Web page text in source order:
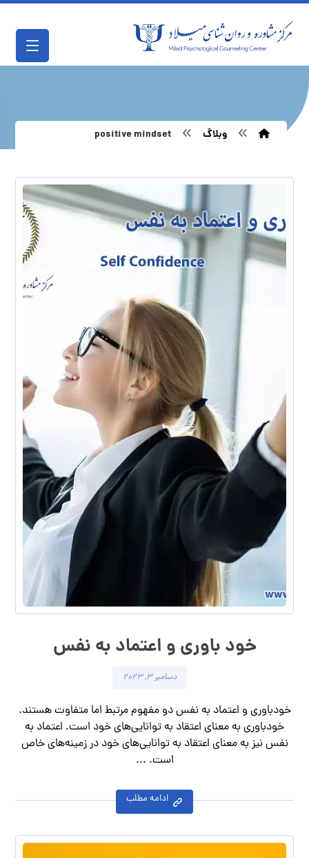
وبلاگ positive mindset
خود باوری و اعتماد به نفس
دسامبر ۳, ۲۰۲۳
خودباوری و اعتماد به نفس دو مفهوم مرتبط اما متفاوت هستند.
خودباوری به معنای اعتقاد به توانایی‌های خود است. اعتماد به
نفس نیز به معنای اعتقاد به توانایی‌های خود در زمینه‌های خاص
است. ...
ادامه مطلب